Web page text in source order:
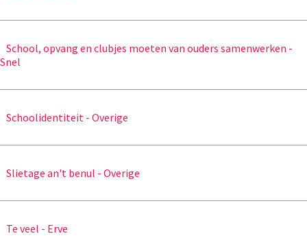
School, opvang en clubjes moeten van ouders samenwerken -
Snel
Schoolidentiteit - Overige
Slietage an't benul - Overige
Te veel - Erve